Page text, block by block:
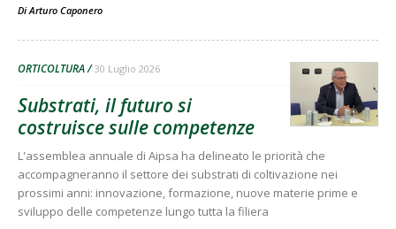
DiArturo Caponero
ORTICOLTURA 30 Luglio 2026
Substrati, il futuro si
costruisce sulle competenze
L'assemblea annuale di Aipsa ha delineato le priorità che
accompagneranno il settore dei substrati di coltivazione nei
prossimi anni: innovazione, formazione, nuove materie prime e
sviluppo delle competenze lungo tutta la filiera